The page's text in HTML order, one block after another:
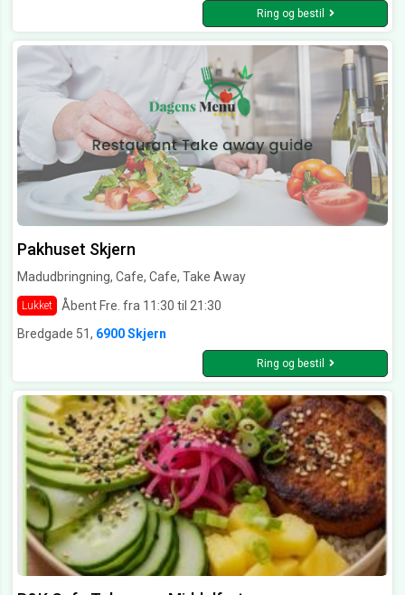
Ring og bestil
Pakhuset Skjern
Madudbringning, Cafe, Cafe, Take Away
Lukket
Åbent Fre. fra 11:30 til 21:30
Bredgade 51, 6900 Skjern
Ring og bestil